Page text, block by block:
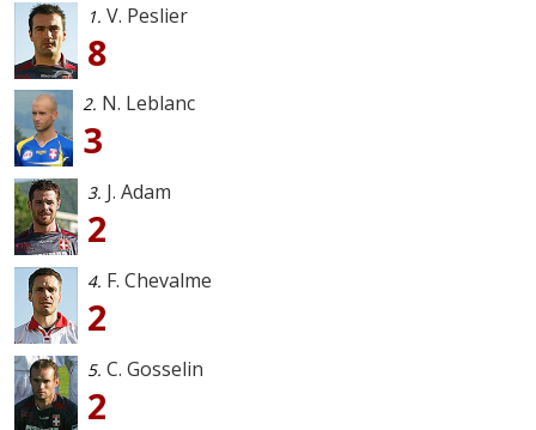
1. V. Peslier
8
2. N. Leblanc
3
3. J. Adam
2
4. F. Chevalme
2
5. C. Gosselin
2